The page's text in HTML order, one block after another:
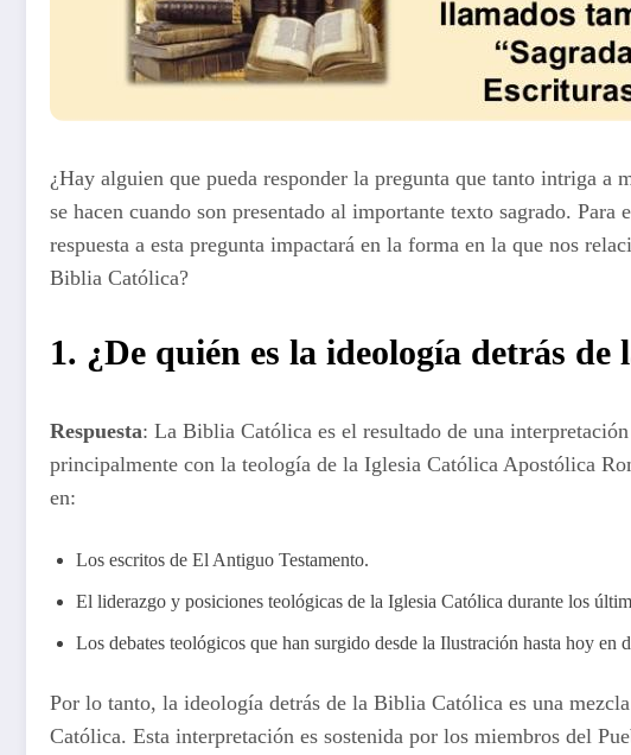
¿Hay alguien que pueda responder la pregunta que tanto intriga
se hacen cuando son presentado al importante texto sagrado.
respuesta a esta pregunta impactará en la forma en la que nos
Biblia Católica?
1. ¿De quién es la ideología detrás
Respuesta: La Biblia Católica es el resultado de una
principalmente con la teología de la Iglesia Católica Apostólica
en:
Los escritos de El Antiguo Testamento.
El liderazgo y posiciones teológicas de la Iglesia Católica durante los
Los debates teológicos que han surgido desde la Ilustración hasta hoy en
Por lo tanto, la ideología detrás de la Biblia Católica es una
Católica. Esta interpretación es sostenida por los miembros del